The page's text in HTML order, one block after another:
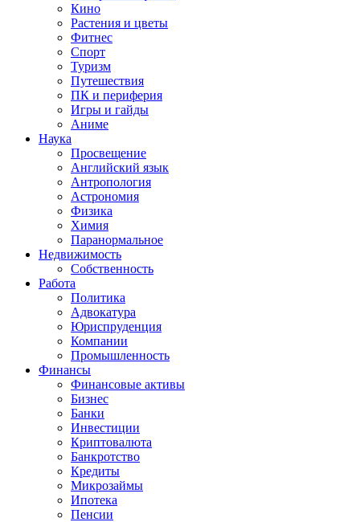
Кино
Растения и цветы
Фитнес
Спорт
Туризм
Путешествия
ПК и периферия
Игры и гайды
Аниме
Наука
Просвещение
Английский язык
Антропология
Астрономия
Физика
Химия
Паранормальное
Недвижимость
Собственность
Работа
Политика
Адвокатура
Юриспруденция
Компании
Промышленность
Финансы
Финансовые активы
Бизнес
Банки
Инвестиции
Криптовалюта
Банкротство
Кредиты
Микрозаймы
Ипотека
Пенсии